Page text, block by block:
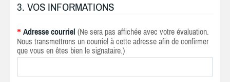
3. VOS INFORMATIONS
* Adresse courriel (Ne sera pas affichée avec votre évaluation.
Nous transmettrons un courriel à cette adresse afin de confirmer
que vous en êtes bien le signataire.)